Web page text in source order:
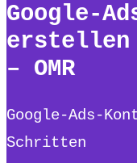
Google-
– OMR
Google-Ads-
Schritten